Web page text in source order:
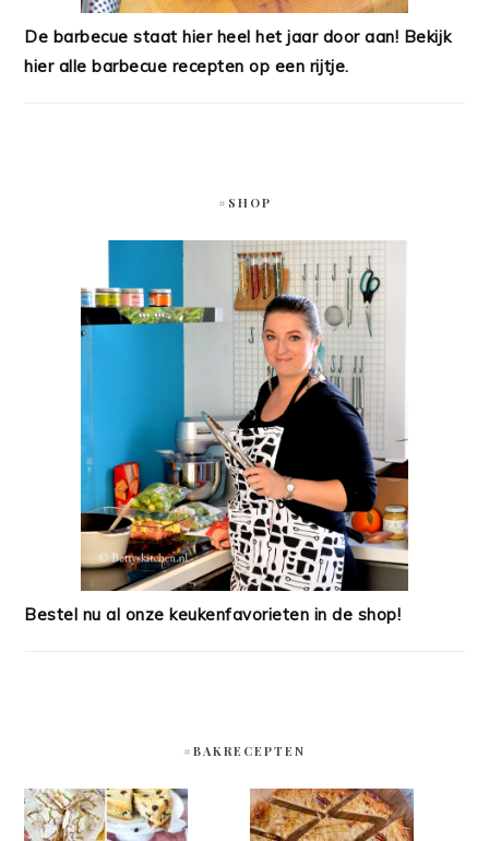
De barbecue staat hier heel het jaar door aan! Bekijk
hier alle barbecue recepten op een rijtje.
#SHOP
Bestel nu al onze keukenfavorieten in de shop!
#BAKRECEPTEN